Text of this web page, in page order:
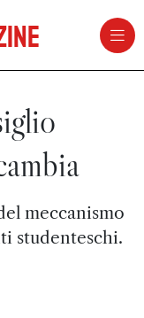
meccanismo
studenteschi.